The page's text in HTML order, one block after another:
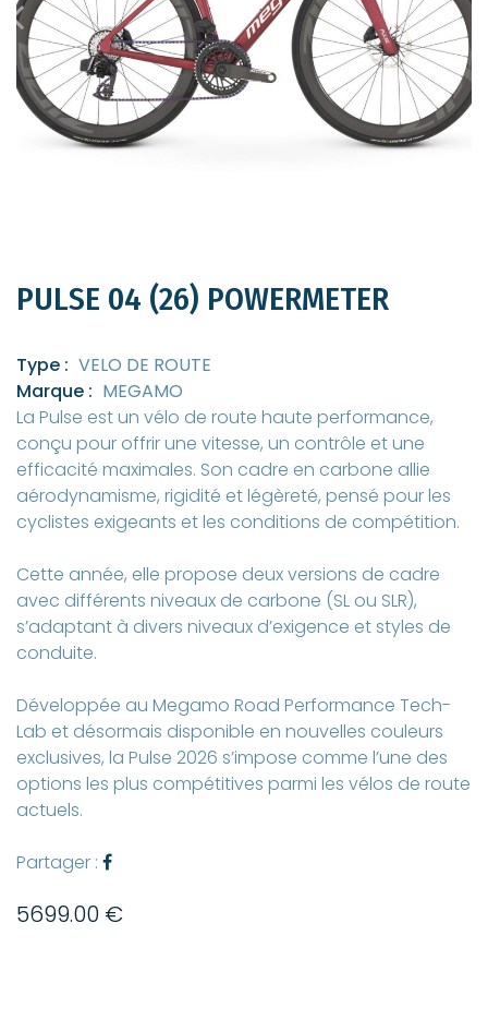
PULSE 04 (26) POWERMETER
5699.00 €
Type : VELO DE ROUTE
Marque : MEGAMO
La Pulse est un vélo de route haute performance,
conçu pour offrir une vitesse, un contrôle et une
efficacité maximales. Son cadre en carbone allie
aérodynamisme, rigidité et légèreté, pensé pour les
cyclistes exigeants et les conditions de compétition.
Cette année, elle propose deux versions de cadre
avec différents niveaux de carbone (SL ou SLR),
s’adaptant à divers niveaux d’exigence et styles de
conduite.
Développée au Megamo Road Performance Tech-
Lab et désormais disponible en nouvelles couleurs
exclusives, la Pulse 2026 s’impose comme l’une des
options les plus compétitives parmi les vélos de route
actuels.
Partager :